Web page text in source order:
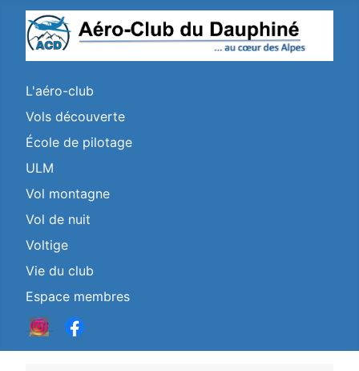
L'aéro-club
Vols découverte
École de pilotage
ULM
Vol montagne
Vol de nuit
Voltige
Vie du club
Espace membres